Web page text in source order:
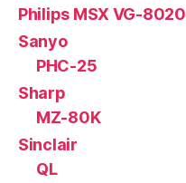
Philips MSX VG-8020
Sanyo
PHC-25
Sharp
MZ-80K
Sinclair
QL